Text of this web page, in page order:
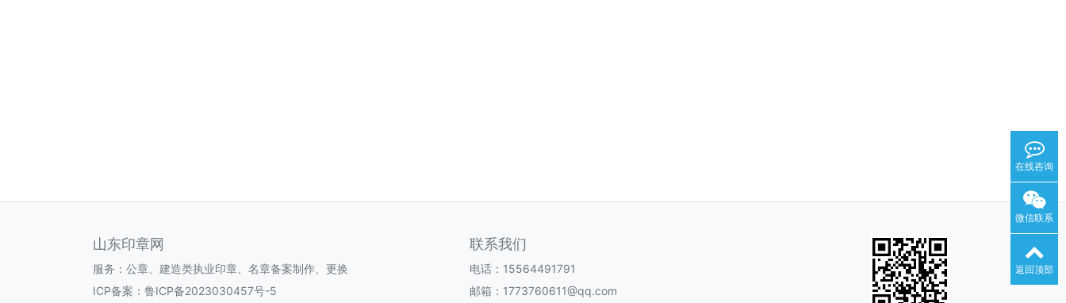
山东印章网
服务：公章、建造类执业印章、名章备案制作、更换
ICP备案： 鲁ICP备2023030457号-5
联系我们
电话：15564491791
邮箱：1773760611@qq.com
在线咨询
微信联系
返回顶部